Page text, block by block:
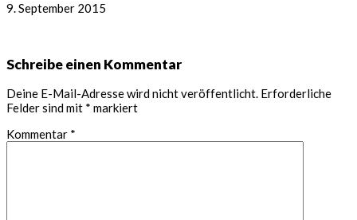
9. September 2015
Leser-
Interaktionen
Schreibe einen Kommentar
Deine E-Mail-Adresse wird nicht veröffentlicht. Erforderliche
Felder sind mit * markiert
Kommentar *